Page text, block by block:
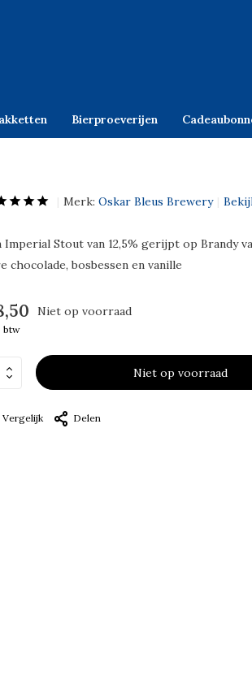
Bierproeverijen
Merk: Oskar Bleus Brewery
Imperial Stout van 12,5% gerijpt op Brandy
chocolade, bosbessen en vanille
Niet op voorraad
btw
Niet op voorraad
Vergelijk Delen